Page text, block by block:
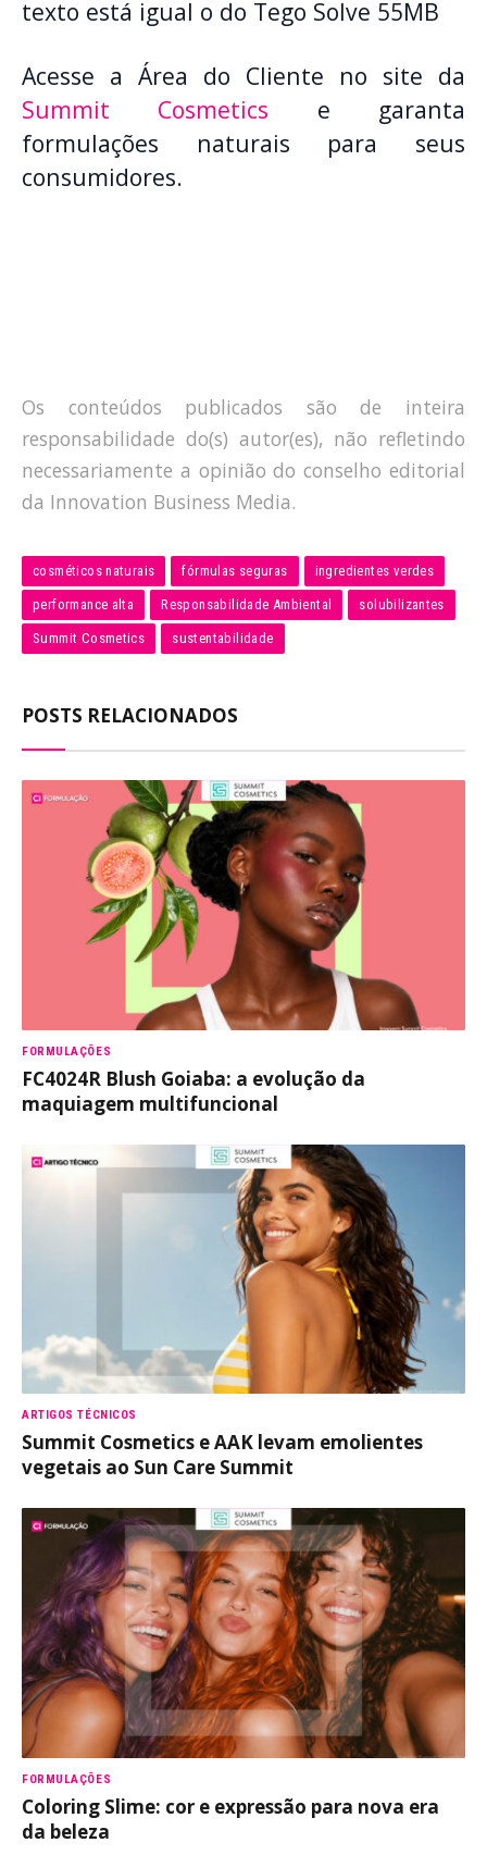
texto está igual o do Tego Solve 55MB
Acesse a Área do Cliente no site da
Summit Cosmetics e garanta
formulações naturais para seus
consumidores.
Os conteúdos publicados são de inteira
responsabilidade do(s) autor(es), não refletindo
necessariamente a opinião do conselho editorial
da Innovation Business Media.
cosméticos naturais fórmulas seguras ingredientes verdes
performance alta Responsabilidade Ambiental solubilizantes
Summit Cosmetics sustentabilidade
POSTS RELACIONADOS
FORMULAÇÕES
FC4024R Blush Goiaba: a evolução da
maquiagem multifuncional
ARTIGOS TÉCNICOS
Summit Cosmetics e AAK levam emolientes
vegetais ao Sun Care Summit
FORMULAÇÕES
Coloring Slime: cor e expressão para nova era
da beleza